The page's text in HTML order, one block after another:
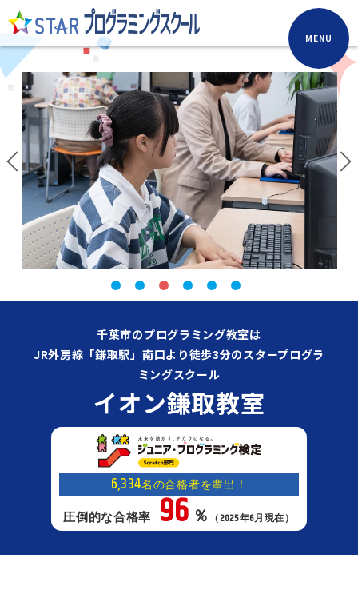
MENU
千葉市のプログラミング教室は
JR外房線「鎌取駅」南口より徒歩3分のスタープログラ
ミングスクール
イオン鎌取教室
6,334名の合格者を輩出！
圧倒的な合格率 96 ％ （2025年6月現在）